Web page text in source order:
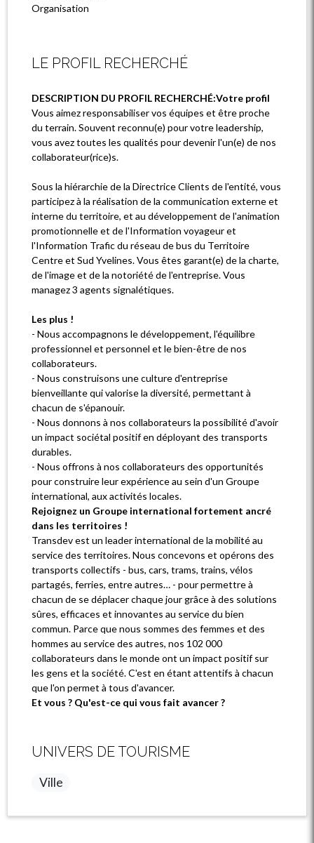
Organisation
LE PROFIL RECHERCHÉ
DESCRIPTION DU PROFIL RECHERCHÉ:Votre profil
Vous aimez responsabiliser vos équipes et être proche
du terrain. Souvent reconnu(e) pour votre leadership,
vous avez toutes les qualités pour devenir l'un(e) de nos
collaborateur(rice)s.
Sous la hiérarchie de la Directrice Clients de l'entité, vous
participez à la réalisation de la communication externe et
interne du territoire, et au développement de l'animation
promotionnelle et de l'Information voyageur et
l'Information Trafic du réseau de bus du Territoire
Centre et Sud Yvelines. Vous êtes garant(e) de la charte,
de l'image et de la notoriété de l'entreprise. Vous
managez 3 agents signalétiques.
Les plus !
- Nous accompagnons le développement, l'équilibre
professionnel et personnel et le bien-être de nos
collaborateurs.
- Nous construisons une culture d'entreprise
bienveillante qui valorise la diversité, permettant à
chacun de s'épanouir.
- Nous donnons à nos collaborateurs la possibilité d'avoir
un impact sociétal positif en déployant des transports
durables.
- Nous offrons à nos collaborateurs des opportunités
pour construire leur expérience au sein d'un Groupe
international, aux activités locales.
Rejoignez un Groupe international fortement ancré
dans les territoires !
Transdev est un leader international de la mobilité au
service des territoires. Nous concevons et opérons des
transports collectifs - bus, cars, trams, trains, vélos
partagés, ferries, entre autres… - pour permettre à
chacun de se déplacer chaque jour grâce à des solutions
sûres, efficaces et innovantes au service du bien
commun. Parce que nous sommes des femmes et des
hommes au service des autres, nos 102 000
collaborateurs dans le monde ont un impact positif sur
les gens et la société. C'est en étant attentifs à chacun
que l'on permet à tous d'avancer.
Et vous ? Qu'est-ce qui vous fait avancer ?
UNIVERS DE TOURISME
Ville